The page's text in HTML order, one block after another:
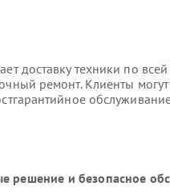
доставку техники по
ремонт. Клиенты могут
решение и безопасное